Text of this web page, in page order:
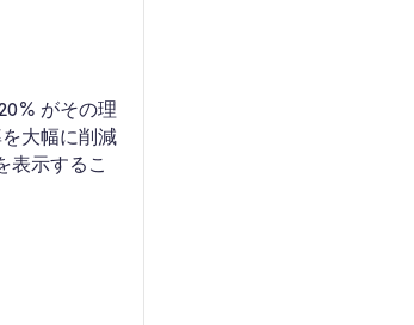
がその理
大幅に削減
表示するこ